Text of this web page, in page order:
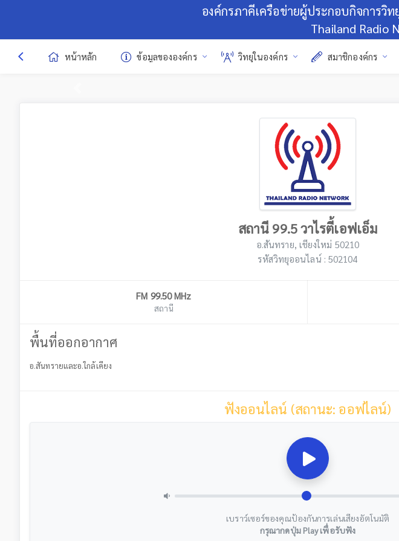
หน้าหลัก ข้อมูลขององค์กร วิทยุในองค์กร สมาชิกองค์กร
องค์กรภาคีเครือข่ายผู้ประกอบกิจการวิ
Thailand Radio
สถานี 99.5 วาไรตี้เอฟเอ็ม
อ.สันทราย, เชียงใหม่ 50210
รหัสวิทยุออนไลน์ : 502104
FM 99.50 MHz
สถานี
พื้นที่ออกอากาศ
อ.สันทรายและอ.ใกล้เคียง
ฟังออนไลน์ (สถานะ: ออฟไลน์)
เบราว์เซอร์ของคุณป้องกันการเล่นเสียงอัตโนมัติ
กรุณากดปุ่ม Play เพื่อรับฟัง